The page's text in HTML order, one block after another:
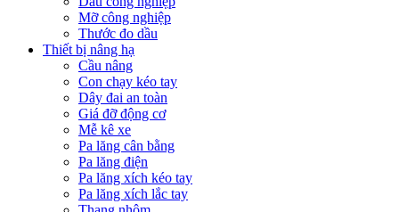
Mỡ công nghiệp
Thước đo dầu
Thiết bị nâng hạ
Cầu nâng
Con chạy kéo tay
Dây đai an toàn
Giá đỡ động cơ
Mễ kê xe
Pa lăng cân bằng
Pa lăng điện
Pa lăng xích kéo tay
Pa lăng xích lắc tay